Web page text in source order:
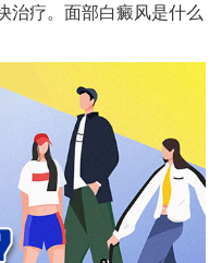
治疗。面部白癜风是什么